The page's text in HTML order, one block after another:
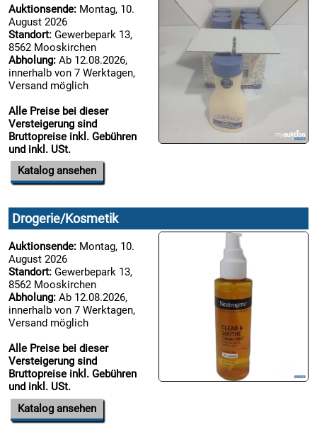
17.08:
17.08:
17.08:
18.08:
18.08:
18.08:
18.08:
18.08:
Auktionsende: Montag, 10.
August 2026
Standort: Gewerbepark 13,
8562 Mooskirchen
Abholung: Ab 12.08.2026,
innerhalb von 7 Werktagen,
Versand möglich
Alle Preise bei dieser
Versteigerung sind
Bruttopreise inkl. Gebühren
und inkl. USt.
Katalog ansehen
Drogerie/Kosmetik
Auktionsende: Montag, 10.
August 2026
Standort: Gewerbepark 13,
8562 Mooskirchen
Abholung: Ab 12.08.2026,
innerhalb von 7 Werktagen,
Versand möglich
Alle Preise bei dieser
Versteigerung sind
Bruttopreise inkl. Gebühren
und inkl. USt.
Katalog ansehen